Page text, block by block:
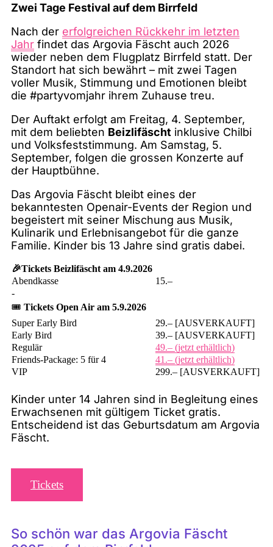
Zwei Tage Festival auf dem Birrfeld
Nach der erfolgreichen Rückkehr im letzten
Jahr findet das Argovia Fäscht auch 2026
wieder neben dem Flugplatz Birrfeld statt. Der
Standort hat sich bewährt – mit zwei Tagen
voller Musik, Stimmung und Emotionen bleibt
die #partyvomjahr ihrem Zuhause treu.
Der Auftakt erfolgt am Freitag, 4. September,
mit dem beliebten Beizlifäscht inklusive Chilbi
und Volksfeststimmung. Am Samstag, 5.
September, folgen die grossen Konzerte auf
der Hauptbühne.
Das Argovia Fäscht bleibt eines der
bekanntesten Openair-Events der Region und
begeistert mit seiner Mischung aus Musik,
Kulinarik und Erlebnisangebot für die ganze
Familie. Kinder bis 13 Jahre sind gratis dabei.
🎉Tickets Beizlifäscht am 4.9.2026
Abendkasse
15.–
-
🎟️ Tickets Open Air am 5.9.2026
Super Early Bird
29.– [AUSVERKAUFT]
Early Bird
39.– [AUSVERKAUFT]
Regulär
49.– (jetzt erhältlich)
Friends-Package: 5 für 4
41.– (jetzt erhältlich)
VIP
299.– [AUSVERKAUFT]
Kinder unter 14 Jahren sind in Begleitung eines
Erwachsenen mit gültigem Ticket gratis.
Entscheidend ist das Geburtsdatum am Argovia
Fäscht.
Tickets
So schön war das Argovia Fäscht